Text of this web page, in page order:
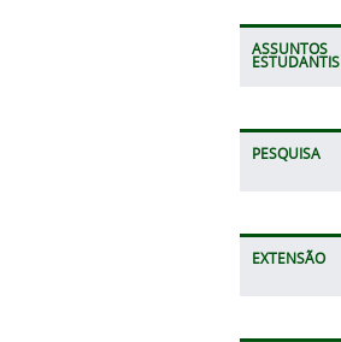
ASSUNTOS
ESTUDANTIS
PESQUISA
EXTENSÃO